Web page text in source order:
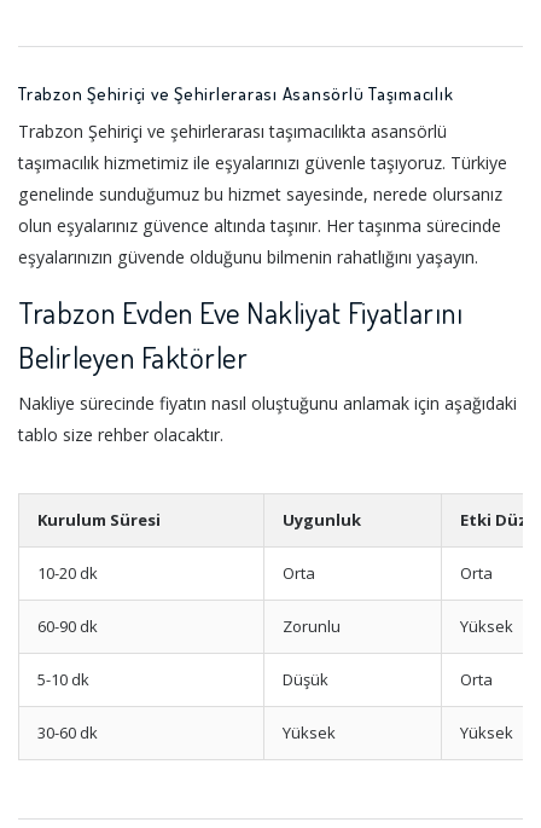
Trabzon Şehiriçi ve Şehirlerarası Asansörlü Taşımacılık
Trabzon Şehiriçi ve şehirlerarası taşımacılıkta asansörlü
taşımacılık hizmetimiz ile eşyalarınızı güvenle taşıyoruz. Türkiye
genelinde sunduğumuz bu hizmet sayesinde, nerede olursanız
olun eşyalarınız güvence altında taşınır. Her taşınma sürecinde
eşyalarınızın güvende olduğunu bilmenin rahatlığını yaşayın.
Trabzon Evden Eve Nakliyat Fiyatlarını
Belirleyen Faktörler
Nakliye sürecinde fiyatın nasıl oluştuğunu anlamak için aşağıdaki
tablo size rehber olacaktır.
Kurulum Süresi Uygunluk Etki
10-20 dk Orta Orta
60-90 dk Zorunlu Yüksek
5-10 dk Düşük Orta
30-60 dk Yüksek Yüksek